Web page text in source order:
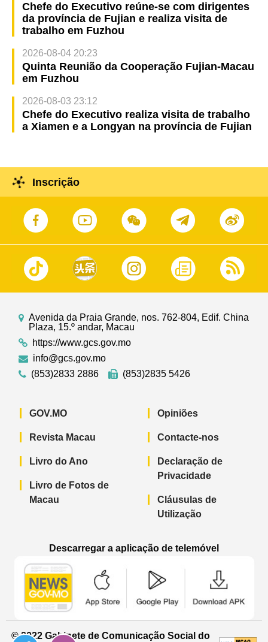
Chefe do Executivo reúne-se com dirigentes
da província de Fujian e realiza visita de
trabalho em Fuzhou
2026-08-04 20:23
Quinta Reunião da Cooperação Fujian-Macau
em Fuzhou
2026-08-03 23:12
Chefe do Executivo realiza visita de trabalho
a Xiamen e a Longyan na província de Fujian
Inscrição
Avenida da Praia Grande, nos. 762-804, Edif. China
Plaza, 15.º andar, Macau
https://www.gcs.gov.mo
info@gcs.gov.mo
(853)2833 2886
(853)2835 5426
GOV.MO
Revista Macau
Livro do Ano
Livro de Fotos de
Macau
Opiniões
Contacte-nos
Declaração de
Privacidade
Cláusulas de
Utilização
Descarregar a aplicação de telemóvel
© 2022 Gabinete de Comunicação Social do